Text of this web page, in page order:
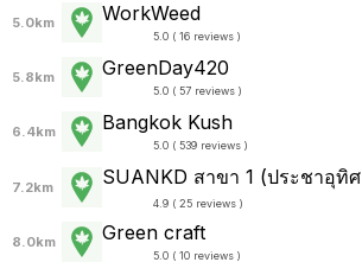
5.0km WorkWeed
5.0 ( 16 reviews )
5.8km GreenDay420
5.0 ( 57 reviews )
6.4km Bangkok Kush
5.0 ( 539 reviews )
7.2km SUANKD สาขา 1 (ประชาอุทิ
4.9 ( 25 reviews )
8.0km Green craft
5.0 ( 10 reviews )